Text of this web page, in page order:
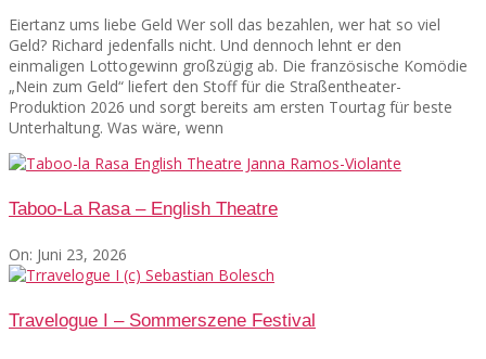
Eiertanz ums liebe Geld Wer soll das bezahlen, wer hat so viel
Geld? Richard jedenfalls nicht. Und dennoch lehnt er den
einmaligen Lottogewinn großzügig ab. Die französische Komödie
„Nein zum Geld“ liefert den Stoff für die Straßentheater-
Produktion 2026 und sorgt bereits am ersten Tourtag für beste
Unterhaltung. Was wäre, wenn
Taboo-La Rasa – English Theatre
On: Juni 23, 2026
Travelogue I – Sommerszene Festival